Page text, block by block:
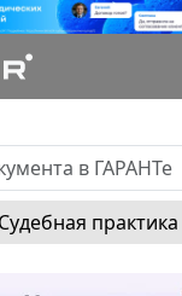
Судебная практика